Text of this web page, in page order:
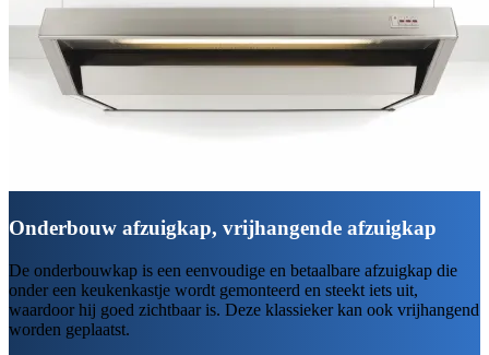
Onderbouw afzuigkap, vrijhangende afzuigkap
De onderbouwkap is een eenvoudige en betaalbare afzuigkap die
onder een keukenkastje wordt gemonteerd en steekt iets uit,
waardoor hij goed zichtbaar is. Deze klassieker kan ook vrijhangend
worden geplaatst.